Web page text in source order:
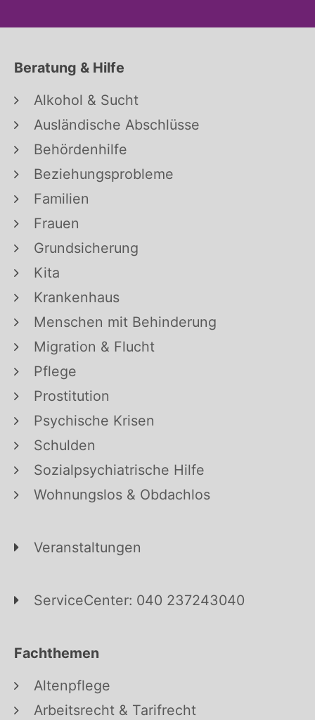
Beratung & Hilfe
Alkohol & Sucht
Ausländische Abschlüsse
Behördenhilfe
Beziehungsprobleme
Familien
Frauen
Grundsicherung
Kita
Krankenhaus
Menschen mit Behinderung
Migration & Flucht
Pflege
Prostitution
Psychische Krisen
Schulden
Sozialpsychiatrische Hilfe
Wohnungslos & Obdachlos
Veranstaltungen
ServiceCenter: 040 237243040
Fachthemen
Altenpflege
Arbeitsrecht & Tarifrecht